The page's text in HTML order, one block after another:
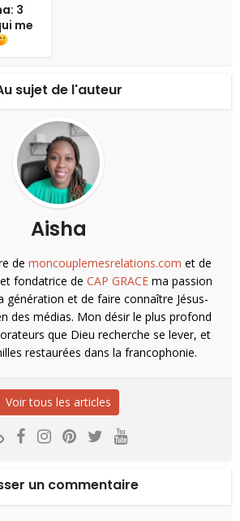
3
me
sujet de l'auteur
Aisha
de moncouplemesrelations.com et de
fondatrice de CAP GRACE ma passion
génération et de faire connaître Jésus-
des médias. Mon désir le plus profond
que Dieu recherche se lever, et
restaurées dans la francophonie.
Voir tous les articles
un commentaire